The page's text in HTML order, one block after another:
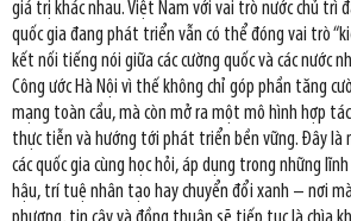
giá trị khác nhau. Việt Nam với vai trò nước chủ trì
quốc gia đang phát triển vẫn có thể đóng vai trò
kết nối tiếng nói giữa các cường quốc và các nước
Công ước Hà Nội vì thế không chỉ góp phần tăng
mạng toàn cầu, mà còn mở ra một mô hình hợp
thực tiễn và hướng tới phát triển bền vững. Đây là
các quốc gia cùng học hỏi, áp dụng trong những
hậu, trí tuệ nhân tạo hay chuyển đổi xanh – nơi